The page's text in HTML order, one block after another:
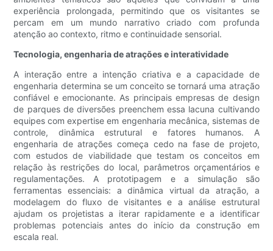
experiência prolongada, permitindo que os visitantes se
percam em um mundo narrativo criado com profunda
atenção ao contexto, ritmo e continuidade sensorial.
Tecnologia, engenharia de atrações e interatividade
A interação entre a intenção criativa e a capacidade de
engenharia determina se um conceito se tornará uma atração
confiável e emocionante. As principais empresas de design
de parques de diversões preenchem essa lacuna cultivando
equipes com expertise em engenharia mecânica, sistemas de
controle, dinâmica estrutural e fatores humanos. A
engenharia de atrações começa cedo na fase de projeto,
com estudos de viabilidade que testam os conceitos em
relação às restrições do local, parâmetros orçamentários e
regulamentações. A prototipagem e a simulação são
ferramentas essenciais: a dinâmica virtual da atração, a
modelagem do fluxo de visitantes e a análise estrutural
ajudam os projetistas a iterar rapidamente e a identificar
problemas potenciais antes do início da construção em
escala real.